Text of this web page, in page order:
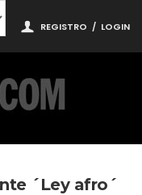
REGISTRO / LOGIN
´Ley afro´